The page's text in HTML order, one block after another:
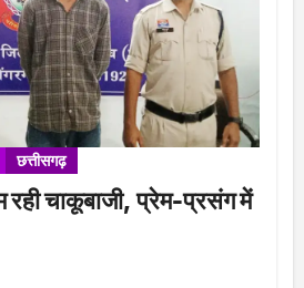
छत्तीसगढ़
रही चाकूबाजी, प्रेम-प्रसंग में